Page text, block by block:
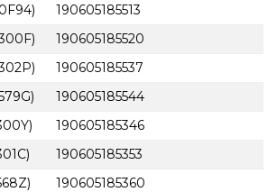
190605185513
190605185520
190605185537
190605185544
190605185346
190605185353
190605185360